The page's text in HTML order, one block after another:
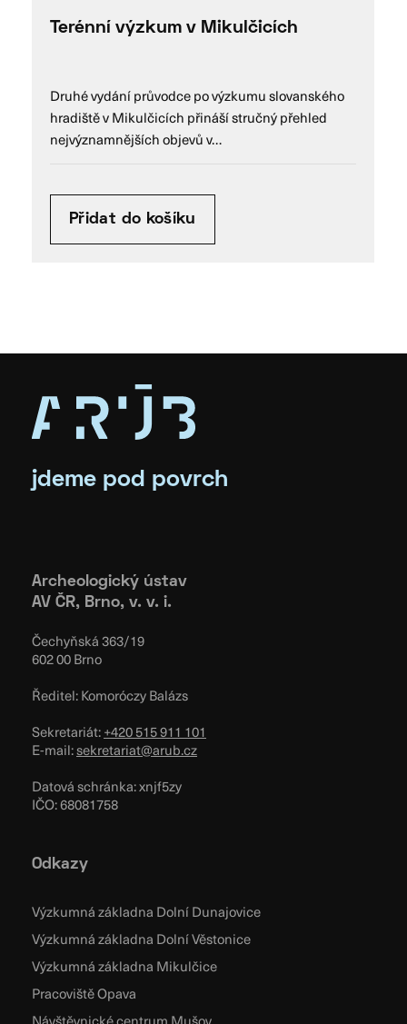
Terénní výzkum v Mikulčicích
Druhé vydání průvodce po výzkumu slovanského
hradiště v Mikulčicích přináší stručný přehled
nejvýznamnějších objevů v…
Přidat do košíku
jdeme pod povrch
Archeologický ústav
AV ČR, Brno, v. v. i.
Čechyňská 363/19
602 00 Brno
Ředitel: Komoróczy Balázs
Sekretariát:+420 515 911 101
E-mail:sekretariat@arub.cz
Datová schránka: xnjf5zy
IČO: 68081758
Odkazy
Výzkumná základna Dolní Dunajovice
Výzkumná základna Dolní Věstonice
Výzkumná základna Mikulčice
Pracoviště Opava